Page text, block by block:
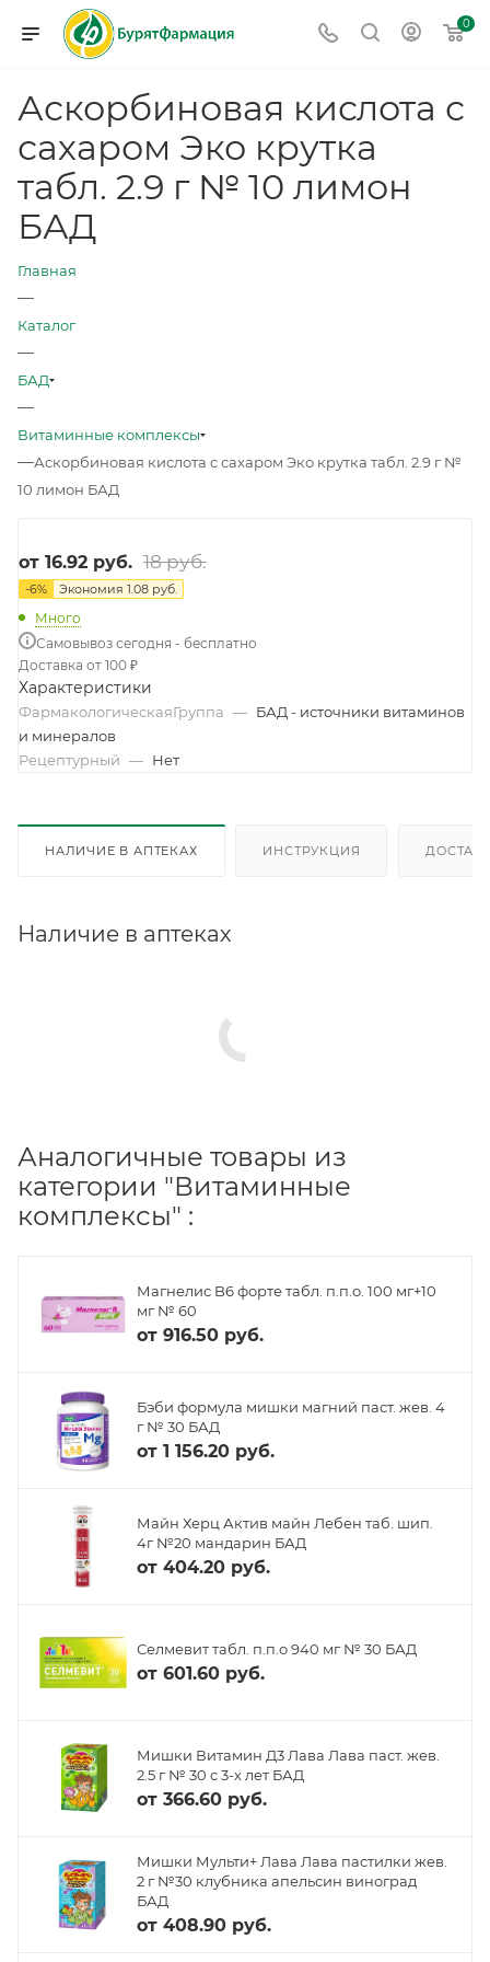
0
Аскорбиновая кислота с
сахаром Эко крутка
табл. 2.9 г № 10 лимон
БАД
Главная
—
Каталог
—
БАД
—
Витаминные комплексы
—Аскорбиновая кислота с сахаром Эко крутка табл. 2.9 г №
10 лимон БАД
от 16.92 руб. 18 руб.
-6% Экономия 1.08 руб.
Много
Самовывоз сегодня - бесплатно
Доставка от 100 ₽
Характеристики
ФармакологическаяГруппа — БАД - источники витаминов
и минералов
Рецептурный — Нет
НАЛИЧИЕ В АПТЕКАХ ИНСТРУКЦИЯ
Наличие в аптеках
Аналогичные товары из
категории "Витаминные
комплексы" :
Магнелис B6 форте табл. п.п.о. 100 мг+10
мг № 60
от 916.50 руб.
Бэби формула мишки магний паст. жев. 4
г № 30 БАД
от 1 156.20 руб.
Майн Херц Актив майн Лебен таб. шип.
4г №20 мандарин БАД
от 404.20 руб.
Селмевит табл. п.п.о 940 мг № 30 БАД
от 601.60 руб.
Мишки Витамин Д3 Лава Лава паст. жев.
2.5 г № 30 с 3-х лет БАД
от 366.60 руб.
Мишки Мульти+ Лава Лава пастилки жев.
2 г №30 клубника апельсин виноград
БАД
от 408.90 руб.